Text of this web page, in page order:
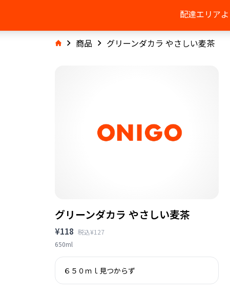
配達エリア
商品 グリーンダカラ やさしい麦茶
グリーンダカラ やさしい麦茶
¥118 税込¥127
650ml
６５０ｍｌ見つからず